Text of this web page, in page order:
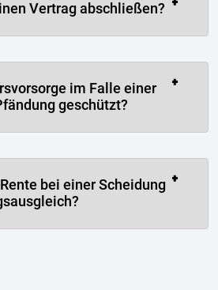
Vertrag abschließen?
im Falle einer
geschützt?
bei einer Scheidung